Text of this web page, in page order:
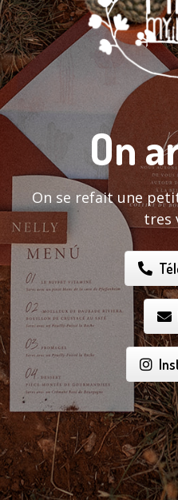
On
On se refait une
tres